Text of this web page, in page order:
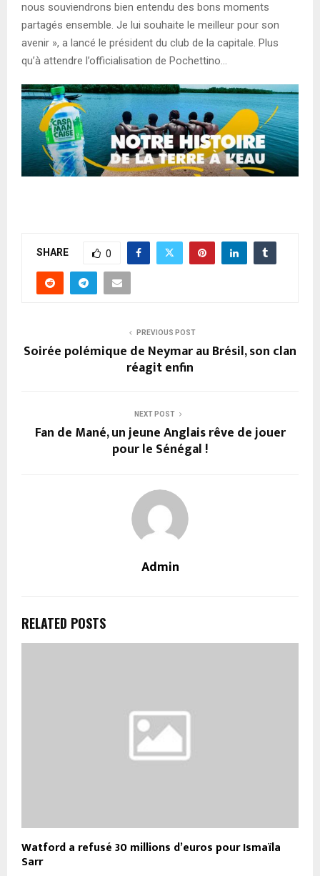
nous souviendrons bien entendu des bons moments
partagés ensemble. Je lui souhaite le meilleur pour son
avenir », a lancé le président du club de la capitale. Plus
qu’à attendre l’officialisation de Pochettino…
SHARE 0
PREVIOUS POST
Soirée polémique de Neymar au Brésil, son clan
réagit enfin
NEXT POST
Fan de Mané, un jeune Anglais rêve de jouer
pour le Sénégal !
Admin
RELATED POSTS
Watford a refusé 30 millions d’euros pour Ismaïla
Sarr